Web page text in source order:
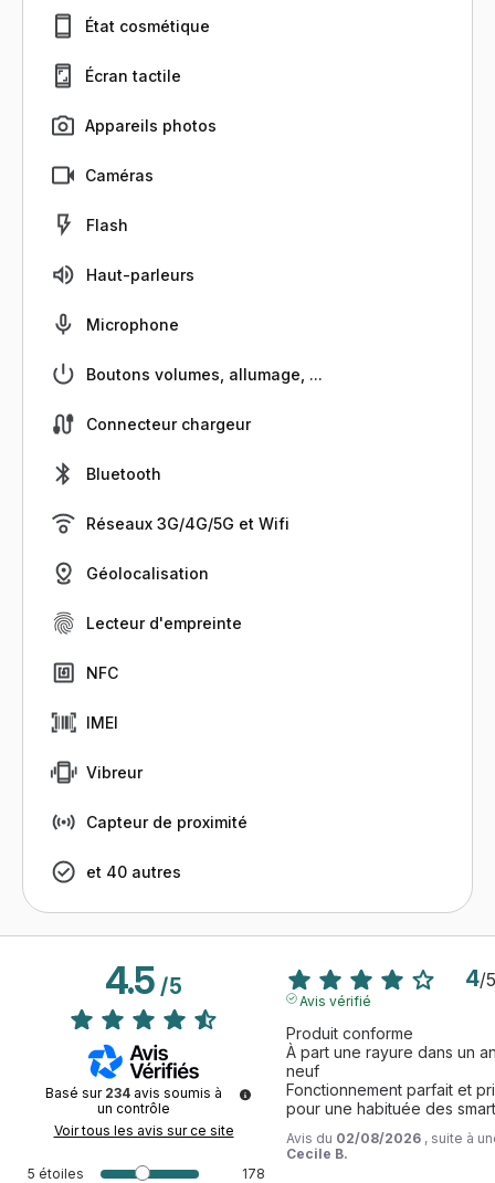
État cosmétique
Écran tactile
Appareils photos
Caméras
Flash
Haut-parleurs
Microphone
Boutons volumes, allumage, ...
Connecteur chargeur
Bluetooth
Réseaux 3G/4G/5G et Wifi
Géolocalisation
Lecteur d'empreinte
NFC
IMEI
Vibreur
Capteur de proximité
et 40 autres
4.5/5
Basé sur 234 avis soumis à
un contrôle
Voir tous les avis sur ce site
5 étoiles 178
4/5
Avis vérifié
Produit conforme
À part une rayure dans un
neuf
Fonctionnement parfait et
pour une habituée des
Avis du 02/08/2026 , suite à
Cecile B.